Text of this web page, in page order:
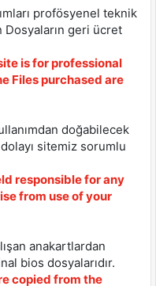
profösyenel teknik
geri ücret
is for professional
Files purchased are
doğabilecek
sitemiz sorumlu
responsible for any
from use of your
anakartlardan
bios dosyalarıdır.
copied from the